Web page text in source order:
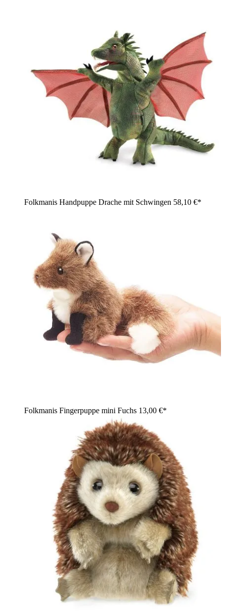
Folkmanis Handpuppe Drache mit Schwingen 58,10 €*
Folkmanis Fingerpuppe mini Fuchs 13,00 €*